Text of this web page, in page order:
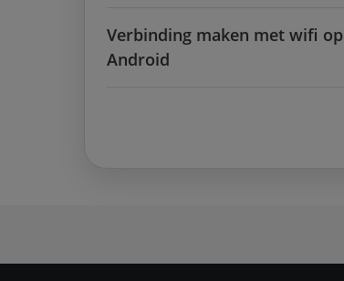
Verbinding maken met wifi op
Android